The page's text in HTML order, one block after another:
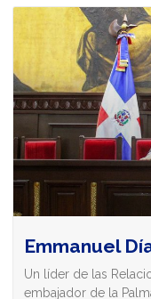
Emmanuel
Un líder de las
embajador de la